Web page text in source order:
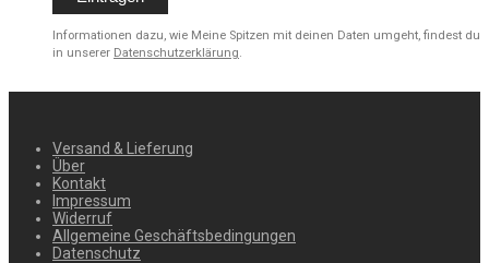
Informationen dazu, wie Meine Spitzen mit deinen Daten umgeht, findest du
in unserer Datenschutzerklärung.
Versand & Lieferung
Über
Kontakt
Impressum
Widerruf
Allgemeine Geschäftsbedingungen
Datenschutz